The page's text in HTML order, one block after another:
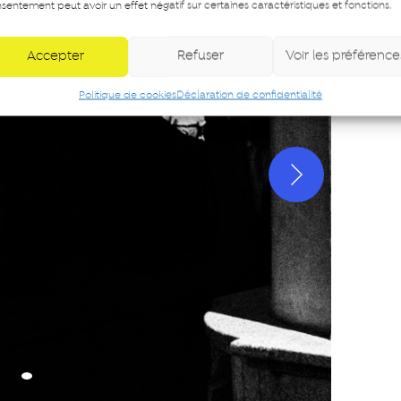
peut avoir un effet négatif sur certaines caractéristiques et fonctions.
Accepter Refuser Voir les
Politique de cookiesDéclaration de confidentialité